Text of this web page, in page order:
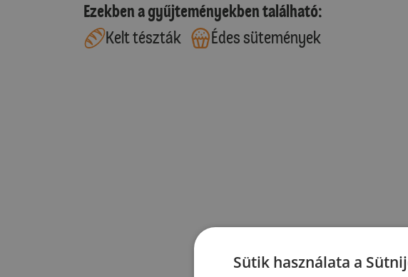
Ezekben a gyűjteményekben található:
Kelt tészták
Édes sütemények
Sütik használata a